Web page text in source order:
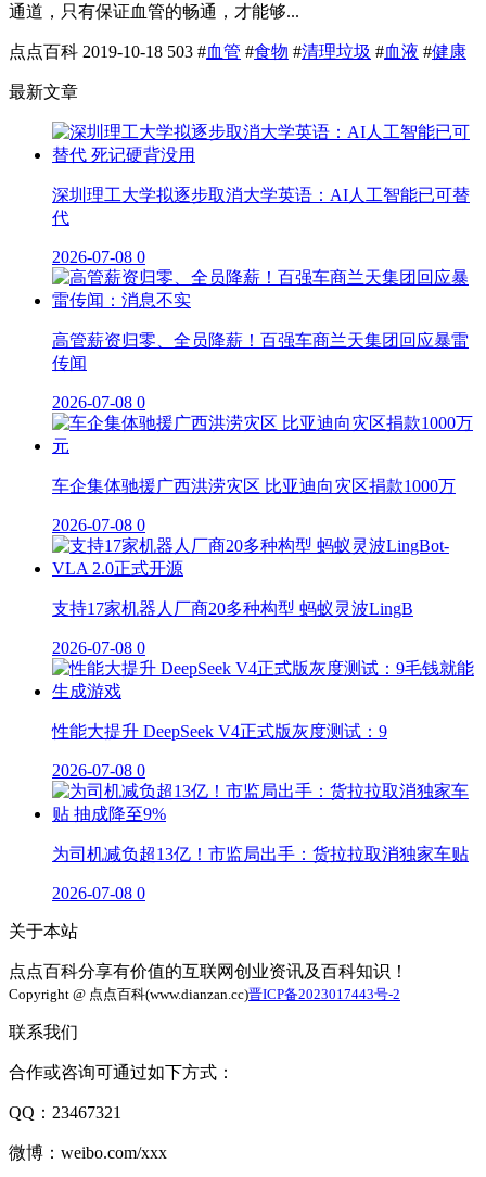
通道，只有保证血管的畅通，才能够...
点点百科 2019-10-18 503 #血管 #食物 #清理垃圾 #血液 #健康
最新文章
深圳理工大学拟逐步取消大学英语：AI人工智能已可替
代
2026-07-08 0
高管薪资归零、全员降薪！百强车商兰天集团回应暴雷
传闻
2026-07-08 0
车企集体驰援广西洪涝灾区 比亚迪向灾区捐款1000万
2026-07-08 0
支持17家机器人厂商20多种构型 蚂蚁灵波LingB
2026-07-08 0
性能大提升 DeepSeek V4正式版灰度测试：9
2026-07-08 0
为司机减负超13亿！市监局出手：货拉拉取消独家车贴
2026-07-08 0
关于本站
点点百科分享有价值的互联网创业资讯及百科知识！
Copyright @ 点点百科(www.dianzan.cc)晋ICP备2023017443号-2
联系我们
合作或咨询可通过如下方式：
QQ：23467321
微博：weibo.com/xxx